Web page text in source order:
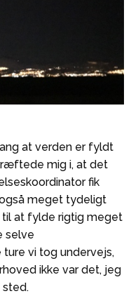
at verden er fyldt
mig i, at det
fik
meget tydeligt
at fylde rigtig meget
selve
vi tog undervejs,
ikke var det, jeg